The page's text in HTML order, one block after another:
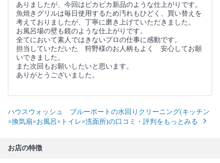
ありましたが、今回はピカピカ新品のような仕上がりです。
魚焼きグリルは毎日使用するため汚れもひどく、買い替えを
考えておりましたが、丁寧に磨き上げていただきました。
お風呂場の壁も鏡のような仕上がりです。
全てにおいて素人ではきないプロの仕事に感動です。
担当していただいた 狩野様のお人柄もよく 安心してお願
いできました。
また次回もお願いしたいと思います。
ありがとうございました。
ハウスウォッシュ ブルーポートの水回りクリーニング(キッチン
×換気扇×お風呂×トイレ×洗面所)の口コミ・評判をもっとみる
お店の特徴